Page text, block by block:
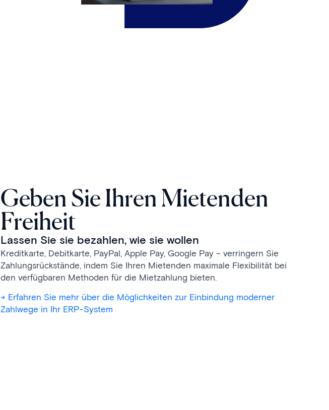
Geben Sie Ihren Mietenden
Freiheit
Lassen Sie sie bezahlen, wie sie wollen
Kreditkarte, Debitkarte, PayPal, Apple Pay, Google Pay – verringern Sie
Zahlungs­rück­stände, indem Sie Ihren Mietenden maximale Flexibilität bei
den verfügbaren Methoden für die Mietzahlung bieten.
-> Erfahren Sie mehr über die Möglichkeiten zur Einbindung moderner
Zahlwege in Ihr ERP-System